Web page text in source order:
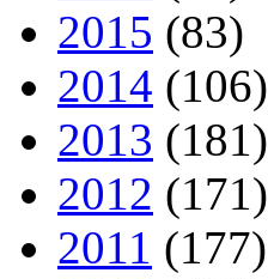
2015 (83)
2014 (106)
2013 (181)
2012 (171)
2011 (177)